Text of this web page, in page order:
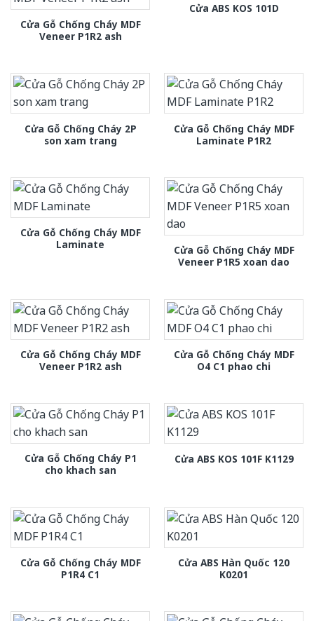
Cửa Gỗ Chống Cháy MDF
Veneer P1R2 ash
Cửa ABS KOS 101D
Cửa Gỗ Chống Cháy 2P
son xam trang
Cửa Gỗ Chống Cháy MDF
Laminate P1R2
Cửa Gỗ Chống Cháy MDF
Laminate
Cửa Gỗ Chống Cháy MDF
Veneer P1R5 xoan dao
Cửa Gỗ Chống Cháy MDF
Veneer P1R2 ash
Cửa Gỗ Chống Cháy MDF
O4 C1 phao chi
Cửa Gỗ Chống Cháy P1
cho khach san
Cửa ABS KOS 101F K1129
Cửa Gỗ Chống Cháy MDF
P1R4 C1
Cửa ABS Hàn Quốc 120
K0201